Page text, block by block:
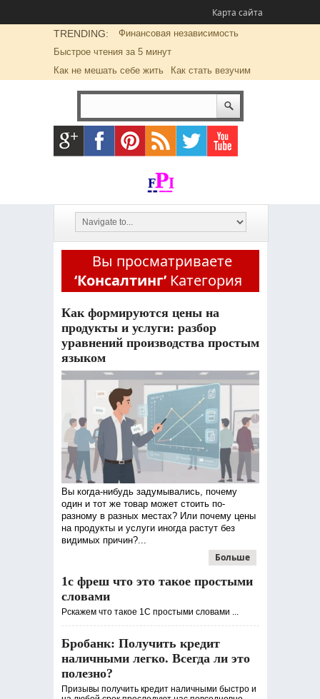
Карта сайта
TRENDING:
Финансовая независимость
Быстрое чтения за 5 минут
Как не мешать себе жить
Как стать везучим
Вы просматриваете
‘Консалтинг’ Категория
Как формируются цены на
продукты и услуги: разбор
уравнений производства простым
языком
Вы когда-нибудь задумывались, почему
один и тот же товар может стоить по-
разному в разных местах? Или почему цены
на продукты и услуги иногда растут без
видимых причин?...
Больше
1с фреш что это такое простыми
словами
Рскажем что такое 1С простыми словами ...
Бробанк: Получить кредит
наличными легко. Всегда ли это
полезно?
Призывы получить кредит наличными быстро и